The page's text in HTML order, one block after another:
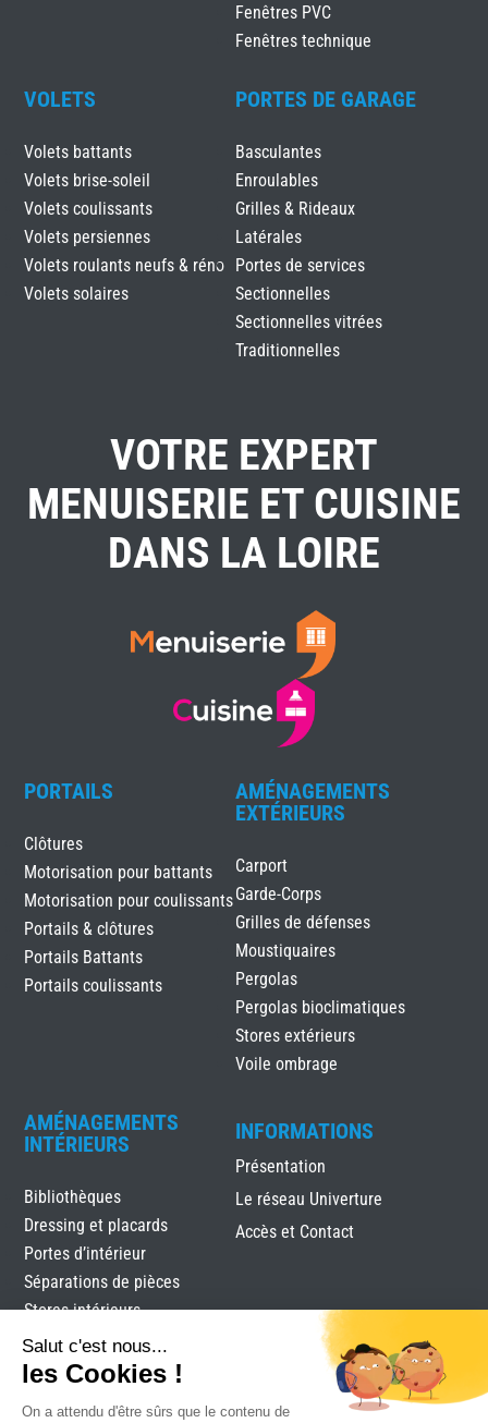
Fenêtres PVC
Fenêtres technique
VOLETS
Volets battants
Volets brise-soleil
Volets coulissants
Volets persiennes
Volets roulants neufs & réno
Volets solaires
PORTES DE GARAGE
Basculantes
Enroulables
Grilles & Rideaux
Latérales
Portes de services
Sectionnelles
Sectionnelles vitrées
Traditionnelles
VOTRE EXPERT
MENUISERIE ET CUISINE
DANS LA LOIRE
PORTAILS
Clôtures
Motorisation pour battants
Motorisation pour coulissants
Portails & clôtures
Portails Battants
Portails coulissants
AMÉNAGEMENTS
EXTÉRIEURS
Carport
Garde-Corps
Grilles de défenses
Moustiquaires
Pergolas
Pergolas bioclimatiques
Stores extérieurs
Voile ombrage
AMÉNAGEMENTS
INTÉRIEURS
Bibliothèques
Dressing et placards
Portes d’intérieur
Séparations de pièces
Stores intérieurs
Verrières
INFORMATIONS
Présentation
Le réseau Univerture
Accès et Contact
Salut c'est nous...
les Cookies !
On a attendu d'être sûrs que le contenu de